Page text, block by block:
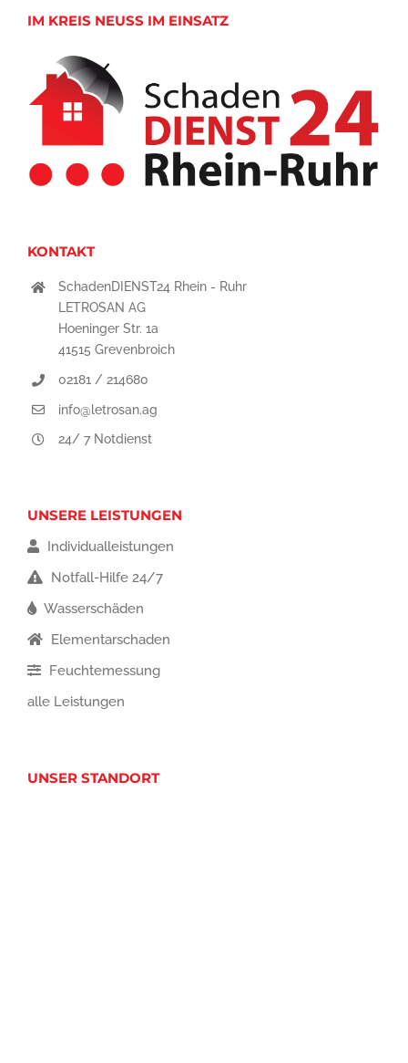
IM KREIS NEUSS IM EINSATZ
KONTAKT
SchadenDIENST24 Rhein - Ruhr
LETROSAN AG
Hoeninger Str. 1a
41515 Grevenbroich
02181 / 214680
info@letrosan.ag
24/ 7 Notdienst
UNSERE LEISTUNGEN
Individualleistungen
Notfall-Hilfe 24/7
Wasserschäden
Elementarschaden
Feuchtemessung
alle Leistungen
UNSER STANDORT